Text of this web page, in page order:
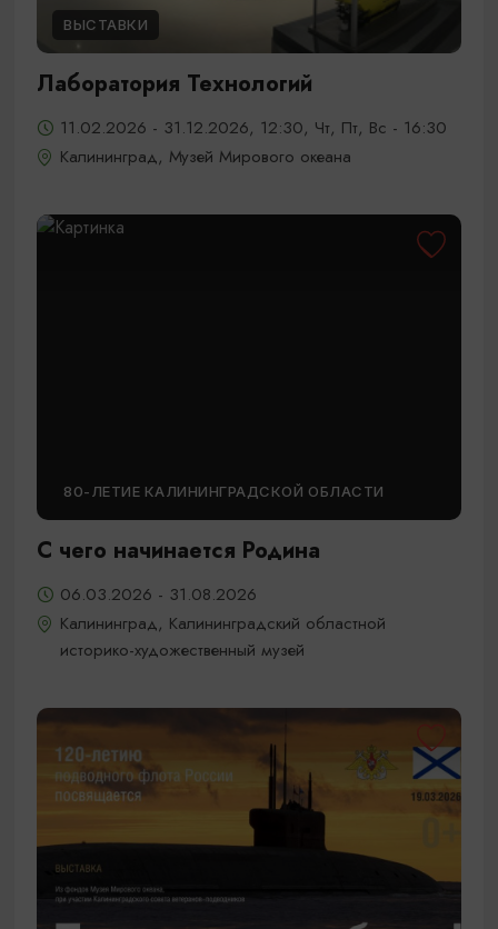
ВЫСТАВКИ
Лаборатория Технологий
11.02.2026 - 31.12.2026, 12:30, Чт, Пт, Вс - 16:30
Калининград, Музей Мирового океана
80-ЛЕТИЕ КАЛИНИНГРАДСКОЙ ОБЛАСТИ
С чего начинается Родина
06.03.2026 - 31.08.2026
Калининград, Калининградский областной
историко-художественный музей